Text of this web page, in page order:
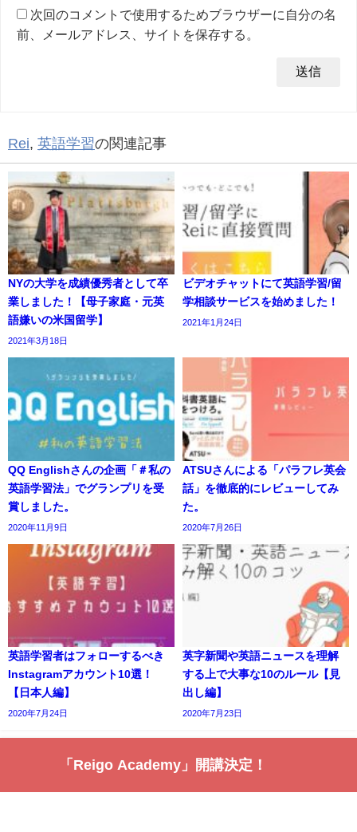
次回のコメントで使用するためブラウザーに自分の名
前、メールアドレス、サイトを保存する。
Rei, 英語学習の関連記事
NYの大学を成績優秀者として卒
業しました！【母子家庭・元英
語嫌いの米国留学】
2021年3月18日
ビデオチャットにて英語学習/留
学相談サービスを始めました！
2021年1月24日
QQ Englishさんの企画「＃私の
英語学習法」でグランプリを受
賞しました。
2020年11月9日
ATSUさんによる「パラフレ英会
話」を徹底的にレビューしてみ
た。
2020年7月26日
英語学習者はフォローするべき
Instagramアカウント10選！
【日本人編】
2020年7月24日
英字新聞や英語ニュースを理解
する上で大事な10のルール【見
出し編】
2020年7月23日
「Reigo Academy」開講決定！